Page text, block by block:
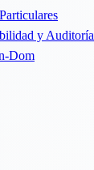
y Auditoría
Dom